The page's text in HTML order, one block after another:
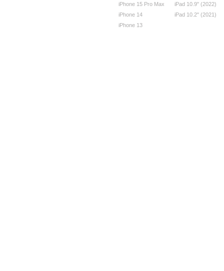
iPhone 15 Pro Max
iPhone 14
iPhone 13
iPad 10.9" (2022)
iPad 10.2" (2021)